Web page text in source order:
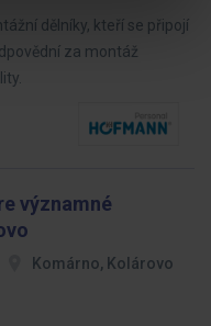
dělníky, kteří se připojí
za montáž
významné
Komárno, Kolárovo